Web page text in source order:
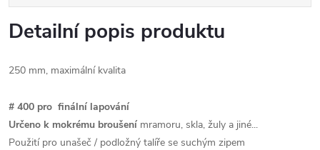
Detailní popis produktu
250 mm, maximálníkvalita
# 400 pro finální lapování
Určeno k mokrému broušení mramoru, skla, žuly a jiné...
Použití pro unašeč / podložný talíře se suchým zipem